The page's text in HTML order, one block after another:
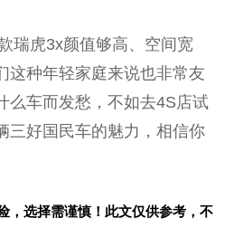
瑞虎3x颜值够高、空间宽
这种年轻家庭来说也非常友
么车而发愁，不如去4S店试
三好国民车的魅力，相信你
，选择需谨慎！此文仅供参考，不